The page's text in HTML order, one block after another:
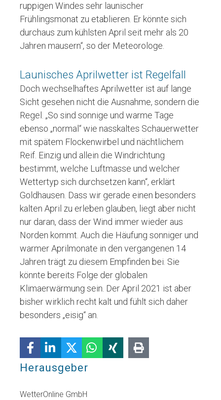
ruppigen Windes sehr launischer
Frühlingsmonat zu etablieren. Er könnte sich
durchaus zum kühlsten April seit mehr als 20
Jahren mausern“, so der Meteorologe.
Launisches Aprilwetter ist Regelfall
Doch wechselhaftes Aprilwetter ist auf lange
Sicht gesehen nicht die Ausnahme, sondern die
Regel. „So sind sonnige und warme Tage
ebenso „normal“ wie nasskaltes Schauerwetter
mit spätem Flockenwirbel und nächtlichem
Reif. Einzig und allein die Windrichtung
bestimmt, welche Luftmasse und welcher
Wettertyp sich durchsetzen kann“, erklärt
Goldhausen. Dass wir gerade einen besonders
kalten April zu erleben glauben, liegt aber nicht
nur daran, dass der Wind immer wieder aus
Norden kommt. Auch die Häufung sonniger und
warmer Aprilmonate in den vergangenen 14
Jahren trägt zu diesem Empfinden bei. Sie
könnte bereits Folge der globalen
Klimaerwärmung sein. Der April 2021 ist aber
bisher wirklich recht kalt und fühlt sich daher
besonders „eisig“ an.
Herausgeber
WetterOnline GmbH